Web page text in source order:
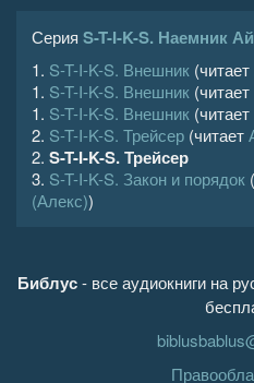
Серия S-T-I-K-S. Наемник
1. S-T-I-K-S. Внешник (читает
1. S-T-I-K-S. Внешник (читает
1. S-T-I-K-S. Внешник (читает
2. S-T-I-K-S. Трейсер (читает
2. S-T-I-K-S. Трейсер
3. S-T-I-K-S. Закон и порядок
(Алекс))
Библус- все аудиокниги на